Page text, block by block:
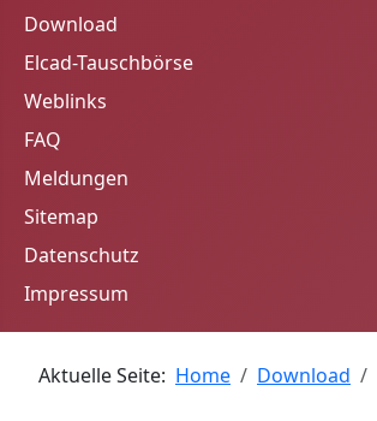
Download
Elcad-Tauschbörse
Weblinks
FAQ
Meldungen
Sitemap
Datenschutz
Impressum
Aktuelle Seite: Home Download